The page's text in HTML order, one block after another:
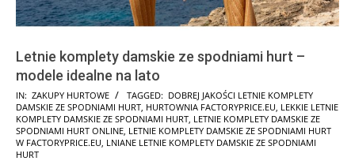
Letnie komplety damskie ze spodniami hurt –
modele idealne na lato
2025-
08-
21
IN: ZAKUPY HURTOWE TAGGED: DOBREJ JAKOŚCI LETNIE KOMPLETY
DAMSKIE ZE SPODNIAMI HURT HURTOWNIA FACTORYPRICE.EU LEKKIE LETNIE
KOMPLETY DAMSKIE ZE SPODNIAMI HURT LETNIE KOMPLETY DAMSKIE ZE
SPODNIAMI HURT ONLINE LETNIE KOMPLETY DAMSKIE ZE SPODNIAMI HURT
W FACTORYPRICE.EU LNIANE LETNIE KOMPLETY DAMSKIE ZE SPODNIAMI
HURT